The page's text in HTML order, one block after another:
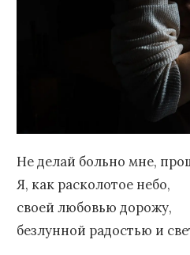
Не делай больно мне,
Я, как расколотое небо,
своей любовью дорожу,
безлунной радостью и